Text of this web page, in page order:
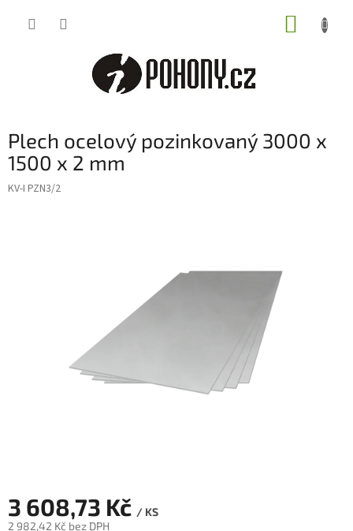
Plech ocelový pozinkovaný 3000 x
1500 x 2 mm
KV-I PZN3/2
3 608,73 Kč / KS
2 982,42 Kč bez DPH